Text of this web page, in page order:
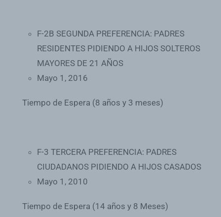
F-2B SEGUNDA PREFERENCIA: PADRES
RESIDENTES PIDIENDO A HIJOS SOLTEROS
MAYORES DE 21 AÑOS
Mayo 1, 2016
Tiempo de Espera (8 años y 3 meses)
F-3 TERCERA PREFERENCIA: PADRES
CIUDADANOS PIDIENDO A HIJOS CASADOS
Mayo 1, 2010
Tiempo de Espera (14 años y 8 Meses)